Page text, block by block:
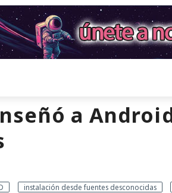
a
instalación desde fuentes desconocidas